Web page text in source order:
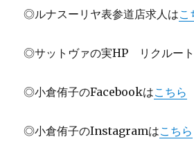
◎ルナスーリヤ表参道店求人はこ
◎サットヴァの実HP リクルー
◎小倉侑子のFacebookはこちら
◎小倉侑子のInstagramはこちら